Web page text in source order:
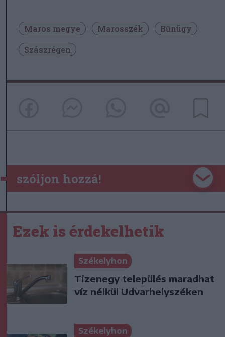
Maros megye Marosszék
Bűnügy
Szászrégen
szóljon hozzá!
Ezek is érdekelhetik
Székelyhon
Tizenegy település maradhat
víz nélkül Udvarhelyszéken
Székelyhon